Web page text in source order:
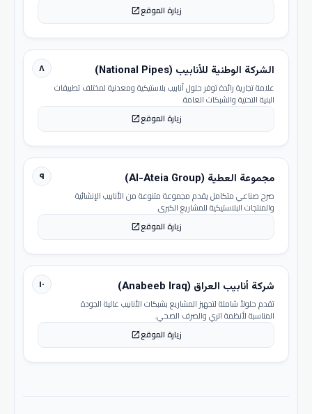
زيارة الموقعopen_in_new
٨ الشركة الوطنية للأنابيب (National Pipes)
علامة تجارية رائدة توفر حلول أنابيب بلاستيكية ومعدنية لمختلف تطبيقات
البنية التحتية والشبكات العامة.
زيارة الموقعopen_in_new
٩ مجموعة العطية (Al-Ateia Group)
صرح صناعي متكامل يقدم مجموعة متنوعة من الأنابيب الإنشائية
والمنتجات البلاستيكية للمشاريع الكبرى.
زيارة الموقعopen_in_new
١٠ شركة أنابيب العراق (Anabeeb Iraq)
تقدم حلولاً شاملة لتجهيز المشاريع بشبكات الأنابيب عالية الجودة
المناسبة لأنظمة الري والصرف الصحي.
زيارة الموقعopen_in_new